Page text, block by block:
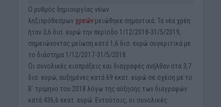
Ο ρυθμός δημιουργίας νέων
ληξιπρόθεσμων χρεών μειώθηκε σημαντικά. Τα νέα χρέη
ήταν 3,6 δισ. ευρώ την περίοδο 1/12/2018-31/5/2019,
σημειώνοντας μείωση κατά 1,6 δισ. ευρώ συγκριτικά με
το διάστημα 1/12/2017-31/5/2018.
Οι συνολικές εισπράξεις και διαγραφές ανήλθαν στα 3,7
δισ. ευρώ, αυξημένες κατά 69 εκατ. ευρώ σε σχέση με το
Β΄ τρίμηνο του 2018 λόγω της αύξησης των διαγραφών
κατά 436,6 εκατ. ευρώ. Εντούτοις, οι συνολικές